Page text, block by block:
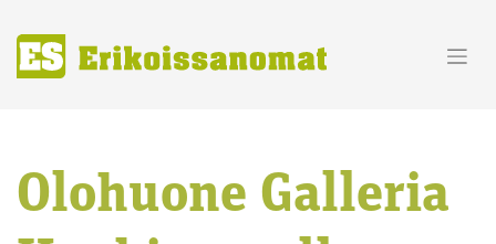
content
Olohuone Galleria